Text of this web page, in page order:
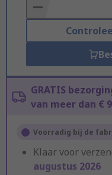
Basket
GRATIS
van meer dan €
Voorradig bij de
Klaar voor
augustus 2026